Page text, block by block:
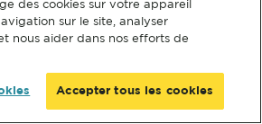
des cookies sur votre appareil
sur le site, analyser
nous aider dans nos efforts de
Accepter tous les cookies